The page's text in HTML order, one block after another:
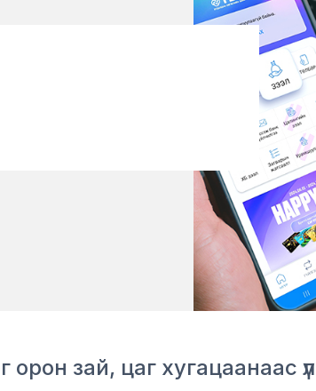
орон зай, цаг